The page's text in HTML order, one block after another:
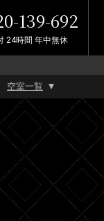
139-692
24時間 年中無休
空室一覧